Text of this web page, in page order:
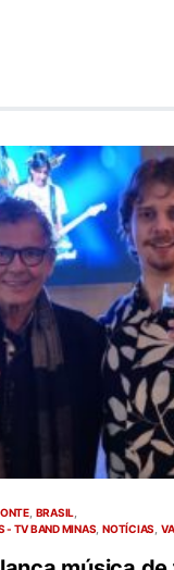
BRASIL
- TV BAND MINAS NOTÍCIAS